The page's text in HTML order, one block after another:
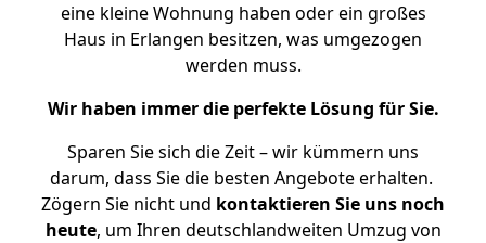
eine kleine Wohnung haben oder ein großes
Haus in Erlangen besitzen, was umgezogen
werden muss.
Wir haben immer die perfekte Lösung für Sie.
Sparen Sie sich die Zeit – wir kümmern uns
darum, dass Sie die besten Angebote erhalten.
Zögern Sie nicht und kontaktieren Sie uns noch
heute, um Ihren deutschlandweiten Umzug von